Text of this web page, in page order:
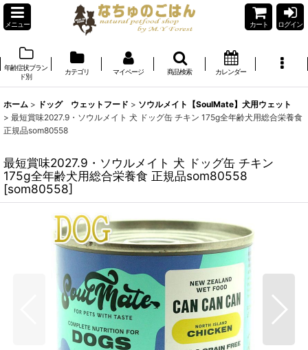
メニュー カート ログイン
年齢症状ブラン
ド別
カテゴリ マイページ 商品検索 カレンダー
ホーム > ドッグ ウェットフード > ソウルメイト【SoulMate】犬用ウェット
> 最短賞味2027.9・ソウルメイト 犬 ドッグ缶 チキン 175g全年齢犬用総合栄養食
正規品som80558
最短賞味2027.9・ソウルメイト 犬 ドッグ缶 チキン
175g全年齢犬用総合栄養食 正規品som80558
[som80558]